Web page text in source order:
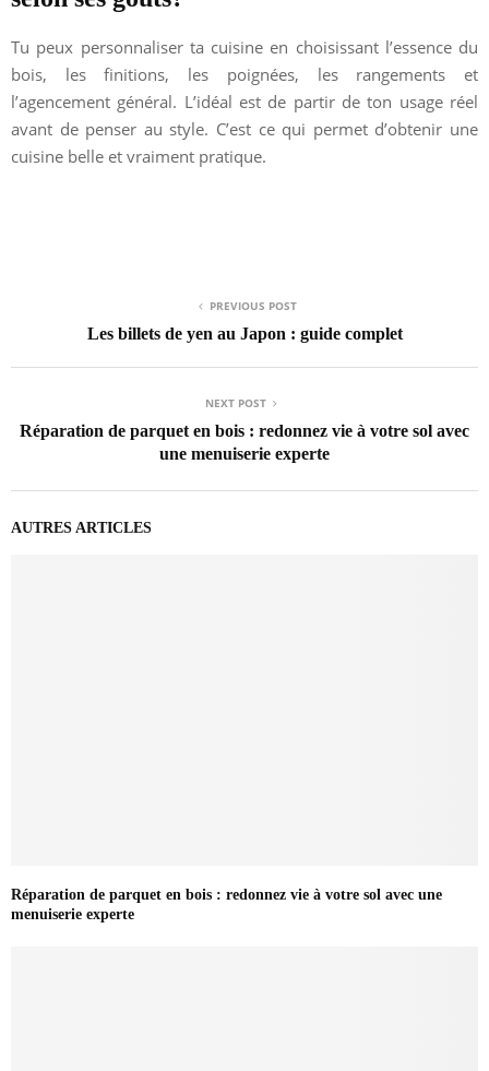
Tu peux personnaliser ta cuisine en choisissant l’essence du
bois, les finitions, les poignées, les rangements et
l’agencement général. L’idéal est de partir de ton usage réel
avant de penser au style. C’est ce qui permet d’obtenir une
cuisine belle et vraiment pratique.
PREVIOUS POST
Les billets de yen au Japon : guide complet
NEXT POST
Réparation de parquet en bois : redonnez vie à votre sol avec
une menuiserie experte
AUTRES ARTICLES
Réparation de parquet en bois : redonnez vie à votre sol avec une
menuiserie experte